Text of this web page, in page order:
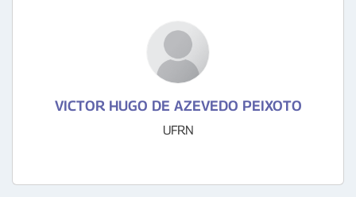
VICTOR HUGO DE AZEVEDO PEIXOTO
UFRN